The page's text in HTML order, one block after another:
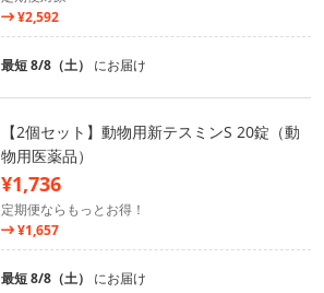
¥2,592
最短 8/8（土） にお届け
【2個セット】動物用新テスミンS 20錠（動
物用医薬品）
¥1,736
定期便ならもっとお得！
¥1,657
最短 8/8（土） にお届け